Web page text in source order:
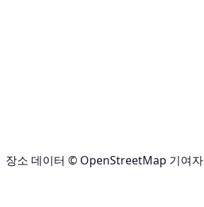
장소 데이터 © OpenStreetMap 기여자